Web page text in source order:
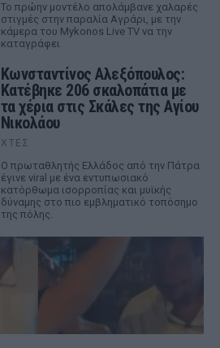
Το πρώην μοντέλο απολάμβανε χαλαρές
στιγμές στην παραλία Αγράρι, με την
κάμερα του Mykonos Live TV να την
καταγράφει
Κωνσταντίνος Αλεξόπουλος:
Κατέβηκε 206 σκαλοπάτια με
τα χέρια στις Σκάλες της Αγίου
Νικολάου
ΧΤΕΣ
Ο πρωταθλητής Ελλάδος από την Πάτρα
έγινε viral με ένα εντυπωσιακό
κατόρθωμα ισορροπίας και μυϊκής
δύναμης στο πιο εμβληματικό τοπόσημο
της πόλης.